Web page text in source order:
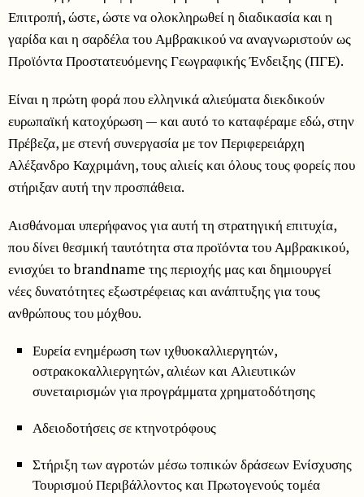
Επιτροπή, ώστε, ώστε να ολοκληρωθεί η διαδικασία και η
γαρίδα και η σαρδέλα του Αμβρακικού να αναγνωριστούν ως
Προϊόντα Προστατευόμενης Γεωγραφικής Ένδειξης (ΠΓΕ).
Είναι η πρώτη φορά που ελληνικά αλιεύματα διεκδικούν
ευρωπαϊκή κατοχύρωση — και αυτό το καταφέραμε εδώ, στην
Πρέβεζα, με στενή συνεργασία με τον Περιφερειάρχη
Αλέξανδρο Καχριμάνη, τους αλιείς και όλους τους φορείς που
στήριξαν αυτή την προσπάθεια.
Αισθάνομαι υπερήφανος για αυτή τη στρατηγική επιτυχία,
που δίνει θεσμική ταυτότητα στα προϊόντα του Αμβρακικού,
ενισχύει το brandname της περιοχής μας και δημιουργεί
νέες δυνατότητες εξωστρέφειας και ανάπτυξης για τους
ανθρώπους του μόχθου.
Ευρεία ενημέρωση των ιχθυοκαλλιεργητών,
οστρακοκαλλιεργητών, αλιέων και Αλιευτικών
συνεταιρισμών για προγράμματα χρηματοδότησης
Αδειοδοτήσεις σε κτηνοτρόφους
Στήριξη των αγροτών μέσω τοπικών δράσεων Ενίσχυσης
Τουρισμού Περιβάλλοντος και Πρωτογενούς τομέα